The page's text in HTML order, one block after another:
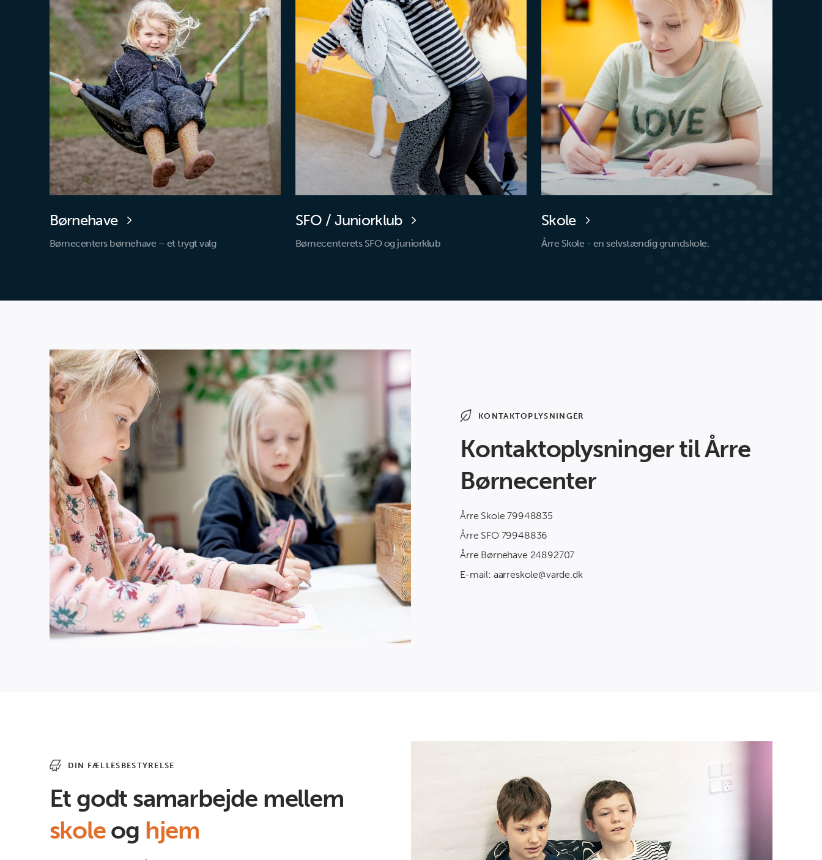
Børnehave
Børnecenters børnehave – et trygt valg
SFO / Juniorklub
Børnecenterets SFO og juniorklub
Skole
Årre Skole - en selvstændig grundskole.
KONTAKTOPLYSNINGER
Kontaktoplysninger til Årre
Børnecenter
Årre Skole 79948835
Årre SFO 79948836
Årre Børnehave 24892707
E-mail: aarreskole@varde.dk
DIN FÆLLESBESTYRELSE
Et godt samarbejde mellem
skoleog hjem